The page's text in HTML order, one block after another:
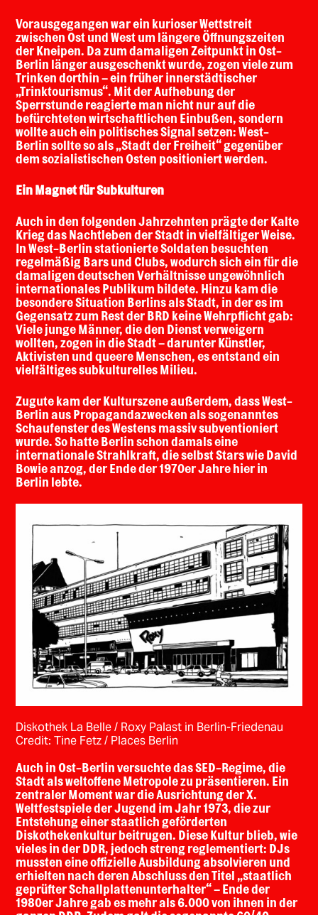
Vorausgegangen war ein kurioser Wettstreit
zwischen Ost und West um längere Öffnungszeiten
der Kneipen. Da zum damaligen Zeitpunkt in Ost-
Berlin länger ausgeschenkt wurde, zogen viele zum
Trinken dorthin – ein früher innerstädtischer
„Trinktourismus“. Mit der Aufhebung der
Sperrstunde reagierte man nicht nur auf die
befürchteten wirtschaftlichen Einbußen, sondern
wollte auch ein politisches Signal setzen: West-
Berlin sollte so als „Stadt der Freiheit“ gegenüber
dem sozialistischen Osten positioniert werden.
Ein Magnet für Subkulturen
Auch in den folgenden Jahrzehnten prägte der Kalte
Krieg das Nachtleben der Stadt in vielfältiger Weise.
In West-Berlin stationierte Soldaten besuchten
regelmäßig Bars und Clubs, wodurch sich ein für die
damaligen deutschen Verhältnisse ungewöhnlich
internationales Publikum bildete. Hinzu kam die
besondere Situation Berlins als Stadt, in der es im
Gegensatz zum Rest der BRD keine Wehrpflicht gab:
Viele junge Männer, die den Dienst verweigern
wollten, zogen in die Stadt –darunter Künstler,
Aktivisten und queere Menschen, es entstand ein
vielfältiges subkulturelles Milieu.
Zugute kam der Kulturszene außerdem, dass West-
Berlin aus Propagandazwecken als sogenanntes
Schaufenster des Westens massiv subventioniert
wurde. So hatte Berlin schon damals eine
internationale Strahlkraft, die selbst Stars wie David
Bowie anzog, der Ende der 1970er Jahre hier in
Berlin lebte.
Diskothek La Belle / Roxy Palast in Berlin-Friedenau
Credit: Tine Fetz / Places Berlin
Auch in Ost-Berlin versuchte das SED-Regime, die
Stadt als weltoffene Metropole zu präsentieren. Ein
zentraler Moment war die Ausrichtung der X.
Weltfestspiele der Jugend im Jahr 1973, die zur
Entstehung einer staatlich geförderten
Diskothekenkultur beitrugen. Diese Kultur blieb, wie
vieles in der DDR, jedoch streng reglementiert: DJs
mussten eine offizielle Ausbildung absolvieren und
erhielten nach deren Abschluss den Titel „staatlich
geprüfter Schallplattenunterhalter“ – Ende der
1980er Jahre gab es mehr als 6.000 von ihnen in der